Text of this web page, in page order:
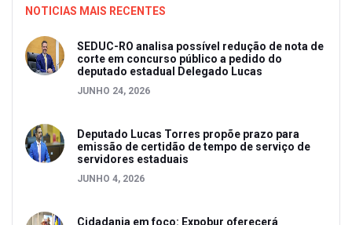
NOTICIAS MAIS RECENTES
SEDUC-RO analisa possível redução de nota de
corte em concurso público a pedido do
deputado estadual Delegado Lucas
JUNHO 24, 2026
Deputado Lucas Torres propõe prazo para
emissão de certidão de tempo de serviço de
servidores estaduais
JUNHO 4, 2026
Cidadania em foco: Expobur oferecerá